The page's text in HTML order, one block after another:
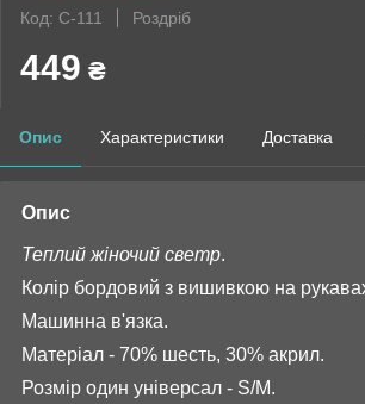
Код: С-111
Роздріб
449 ₴
Опис Характеристики Доставка
Опис
Теплий жіночий светр.
Колір бордовий з вишивкою на
Машинна в'язка.
Матеріал - 70% шесть, 30% акрил.
Розмір один універсал - S/M.